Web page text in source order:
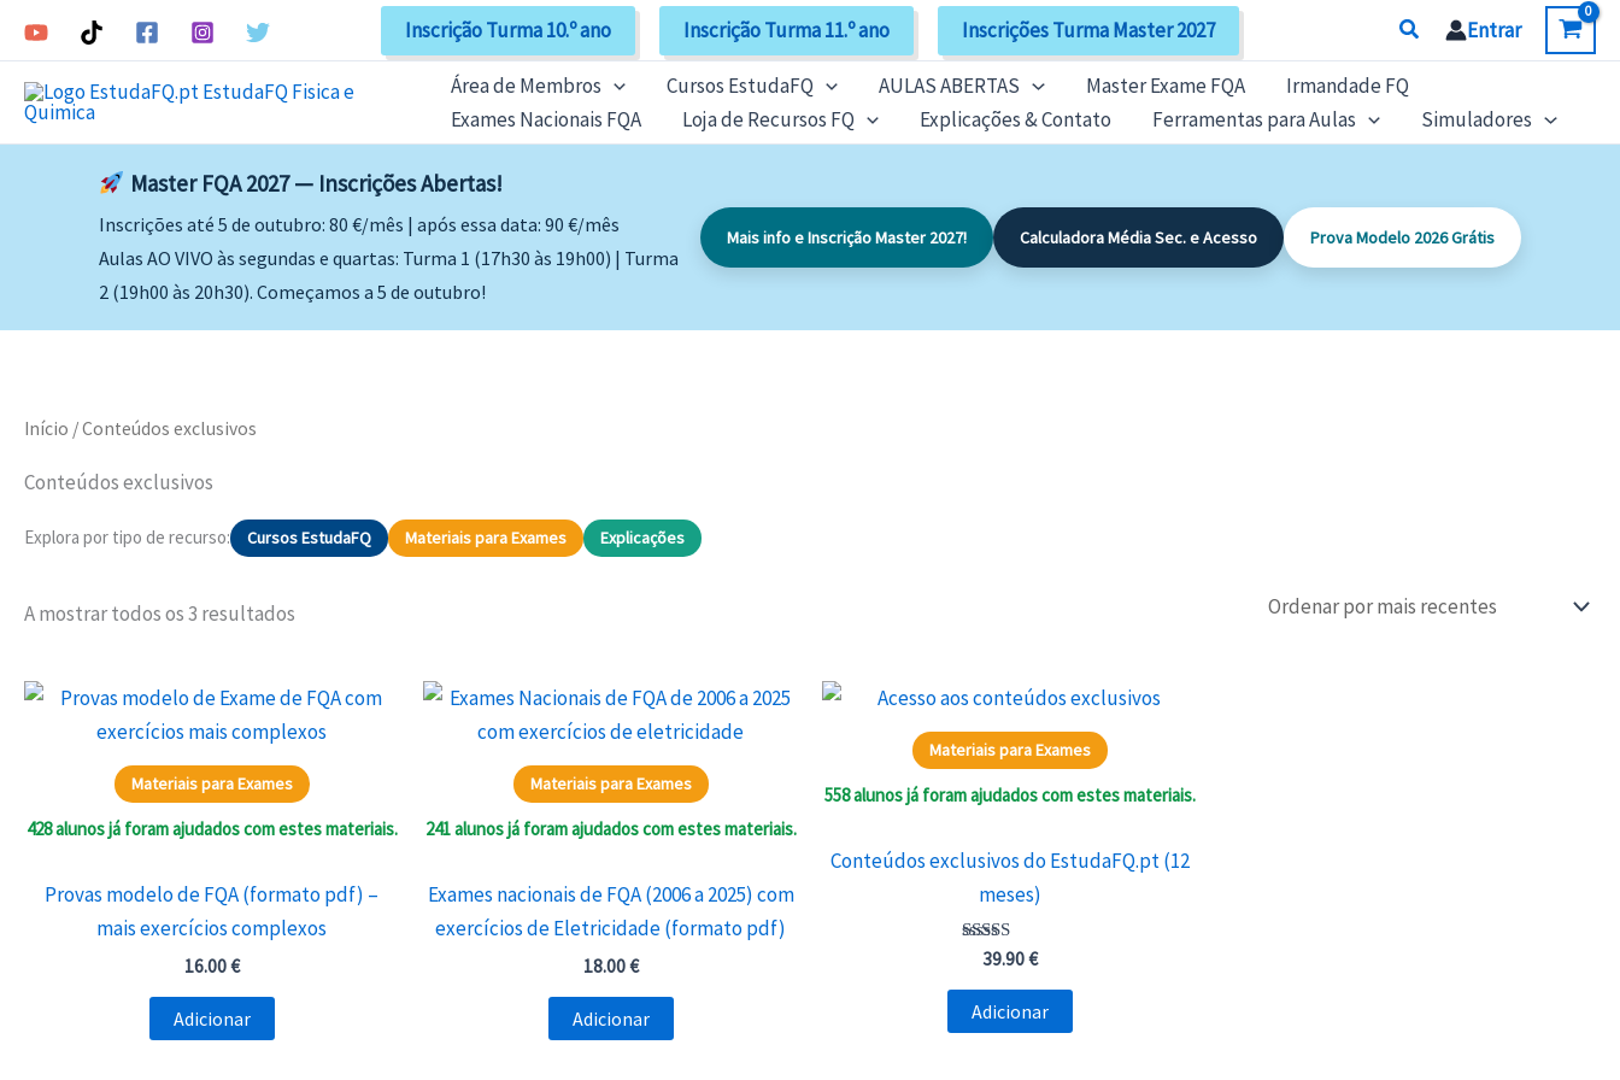
content
Inscrição Turma 10.º ano Inscrição Turma 11.º ano Inscrições Turma Master 2027 Search Entrar
Área de Membros Cursos EstudaFQ AULAS ABERTAS Master Exame FQA
Irmandade FQ
Exames Nacionais FQA
Loja de Recursos FQ Explicações & Contato Ferramentas para Aulas Simuladores
Master FQA 2027 — Inscrições Abertas!
Inscrições até 5 de outubro: 80 €/mês | após essa data: 90 €/mês
Aulas AO VIVO às segundas e quartas: Turma 1 (17h30 às 19h00) | Turma
2 (19h00 às 20h30). Começamos a 5 de outubro!
Mais info e Inscrição Master 2027! Calculadora Média Sec. e Acesso Prova Modelo 2026 Grátis
Início / Conteúdos exclusivos
Conteúdos exclusivos
Explora por tipo de recurso: Cursos EstudaFQ Materiais para Exames Explicações
A mostrar todos os 3 resultados
Materiais para Exames
428 alunos já foram ajudados com estes materiais.
Provas modelo de FQA (formato pdf) –
mais exercícios complexos
16.00€
Adicionar
Materiais para Exames
241 alunos já foram ajudados com estes materiais.
Exames nacionais de FQA (2006 a 2025) com
exercícios de Eletricidade (formato pdf)
18.00€
Adicionar
Materiais para Exames
558 alunos já foram ajudados com estes materiais.
Conteúdos exclusivos do EstudaFQ.pt (12
meses)
Avaliação
de 5
39.90€
Adicionar